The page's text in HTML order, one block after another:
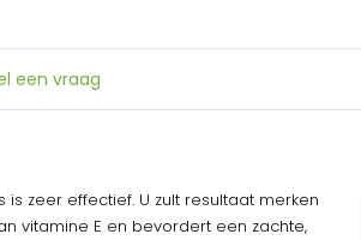
een vraag
zeer effectief. U zult resultaat merken
vitamine E en bevordert een zachte,